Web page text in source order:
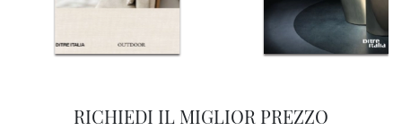
RICHIEDI IL MIGLIOR PREZZO